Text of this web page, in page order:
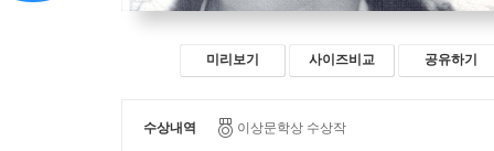
미리보기 사이즈비교 공유하기
수상내역 이상문학상 수상작